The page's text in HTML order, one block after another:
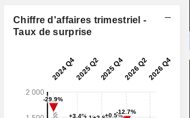
Chiffre d'affaires trimestriel -
Taux de surprise